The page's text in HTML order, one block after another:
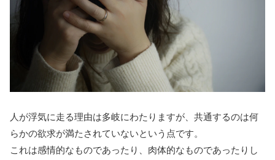
人が浮気に走る理由は多岐にわたりますが、共通するのは何
らかの欲求が満たされていないという点です。
これは感情的なものであったり、肉体的なものであったりし